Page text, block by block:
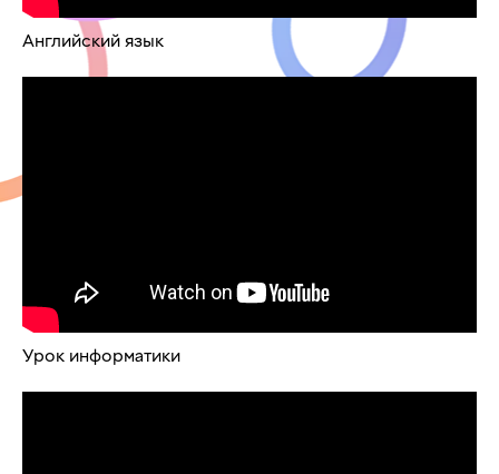
Английский язык
Урок информатики